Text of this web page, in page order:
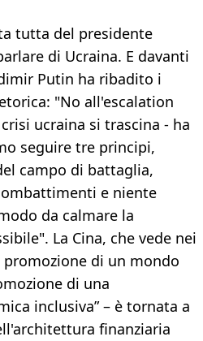
tutta del presidente
di Ucraina. E davanti
Putin ha ribadito i
"No all'escalation
ucraina si trascina - ha
seguire tre principi,
campo di battaglia,
e niente
da calmare la
La Cina, che vede nei
promozione di un mondo
di una
inclusiva” – è tornata a
finanziaria